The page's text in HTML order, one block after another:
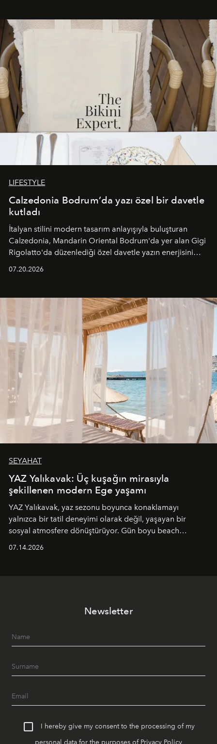
buluşturarak markanın Cavo Tagoo’daki varlığını
sürükleyici ve mevsime özel bir deneyime dönüştürüyor.
LIFESTYLE
Calzedonia Bodrum’da yazı özel bir davetle
kutladı
İtalyan stilini modern tasarım anlayışıyla buluşturan
Calzedonia, Mandarin Oriental Bodrum'da yer alan Gigi
Rigolatto'da düzenlediği özel davetle yazın enerjisini
07.20.2026
SEYAHAT
YAZ Yalıkavak: Üç kuşağın mirasıyla
şekillenen modern Ege yaşamı
YAZ Yalıkavak, yaz sezonu boyunca konaklamayı
yalnızca bir tatil deneyimi olarak değil, yaşayan bir
sosyal atmosfere dönüştürüyor. Gün boyu beach
geceye taşıyarak her hafta farklı bir deneyim sunuyor.
07.14.2026
Newsletter
I hereby give my consent to the processing of my
personal data for the purposes of Privacy Policy